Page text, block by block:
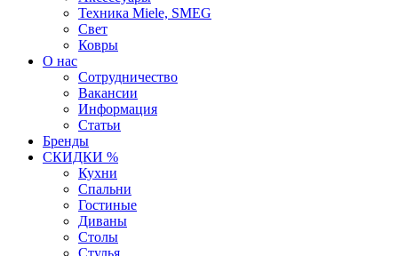
Техника Miele, SMEG
Свет
Ковры
О нас
Сотрудничество
Вакансии
Информация
Статьи
Бренды
СКИДКИ %
Кухни
Спальни
Гостиные
Диваны
Столы
Стулья